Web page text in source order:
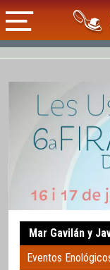
Mar Gavilán y
Eventos